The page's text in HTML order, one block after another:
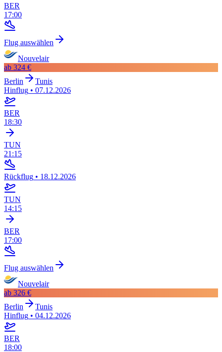
BER
17:00
Flug auswählen
Nouvelair
ab 324 €
Berlin
Tunis
Hinflug • 07.12.2026
BER
18:30
TUN
21:15
Rückflug • 18.12.2026
TUN
14:15
BER
17:00
Flug auswählen
Nouvelair
ab 326 €
Berlin
Tunis
Hinflug • 04.12.2026
BER
18:00